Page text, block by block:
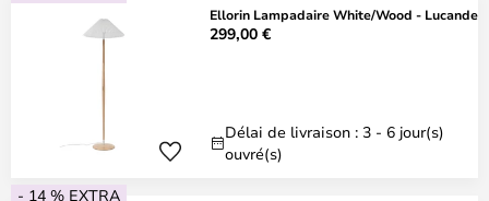
Ellorin Lampadaire White/Wood - Lucande
299,00 €
Délai de livraison : 3 - 6 jour(s)
ouvré(s)
- 14 % EXTRA